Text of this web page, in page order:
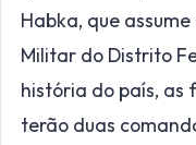
Habka, que
Militar do Distrito
história do país, as
terão duas